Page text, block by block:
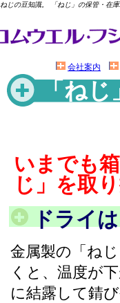
ねじの豆知識。 「ねじ」の保管・在
会社案内
「ね
いまでも
じ」を取
ドライ
金属製の「ね
くと、温度が
に結露して錆